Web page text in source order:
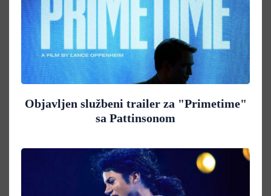
Objavljen službeni trailer za "Primetime"
sa Pattinsonom